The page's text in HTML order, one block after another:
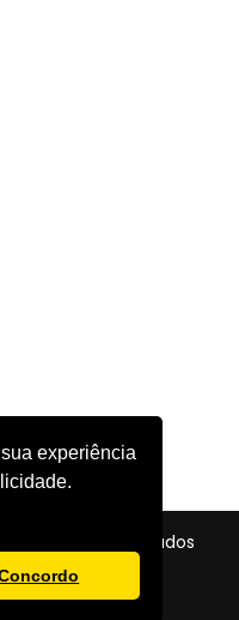
experiência
os direitos reservados